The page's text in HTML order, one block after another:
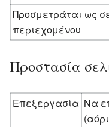
Προσμετράται ως
περιεχομένου
Προστασία
Επεξεργασία Να